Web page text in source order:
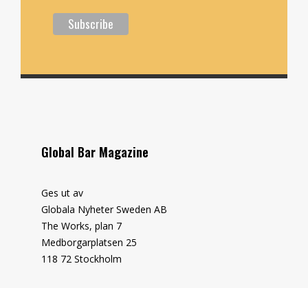
Global Bar Magazine
Ges ut av
Globala Nyheter Sweden AB
The Works, plan 7
Medborgarplatsen 25
118 72 Stockholm